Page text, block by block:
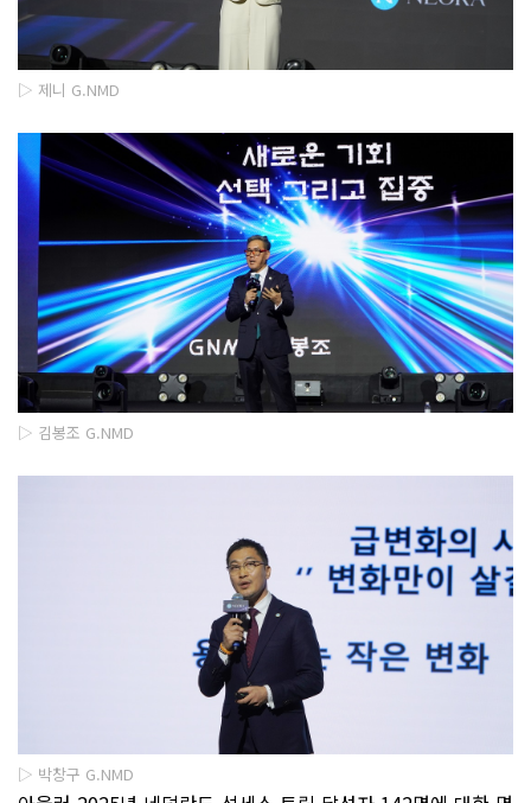
▷ 제니 G.NMD
▷ 김봉조 G.NMD
▷ 박창구 G.NMD